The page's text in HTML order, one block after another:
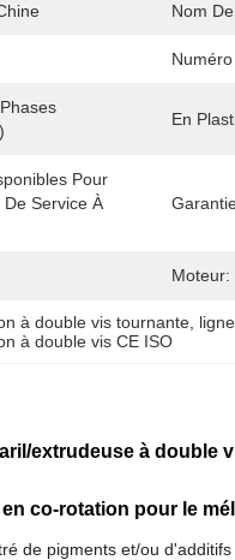
Nom
En
Pour
Service À
Moteur:
à double vis tournante
à double vis CE ISO
extrudeuse à double
co-rotation pour le
de pigments et/ou